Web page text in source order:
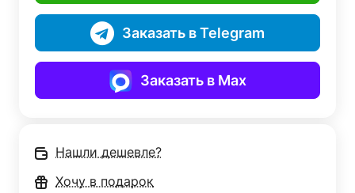
Заказать в Telegram
Заказать в Max
Нашли дешевле?
Хочу в подарок